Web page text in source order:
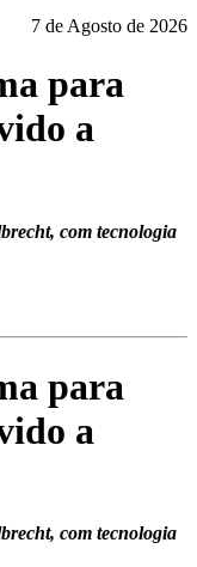
7 de Agosto de 2026
para
a
com tecnologia
para
a
com tecnologia